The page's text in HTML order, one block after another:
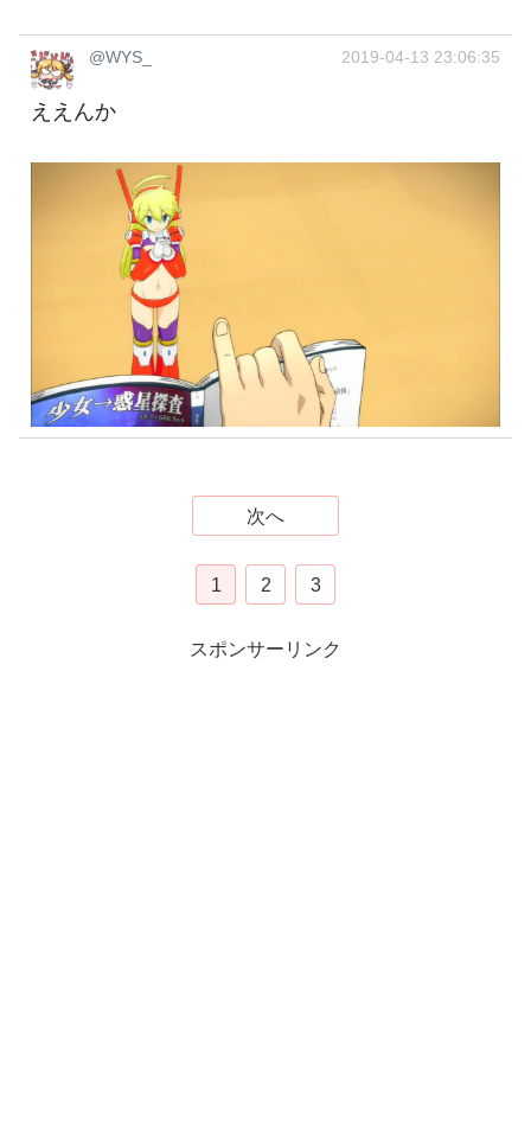
@WYS_ 2019-04-13 23:06:35
ええんか
次へ
1 2 3
スポンサーリンク